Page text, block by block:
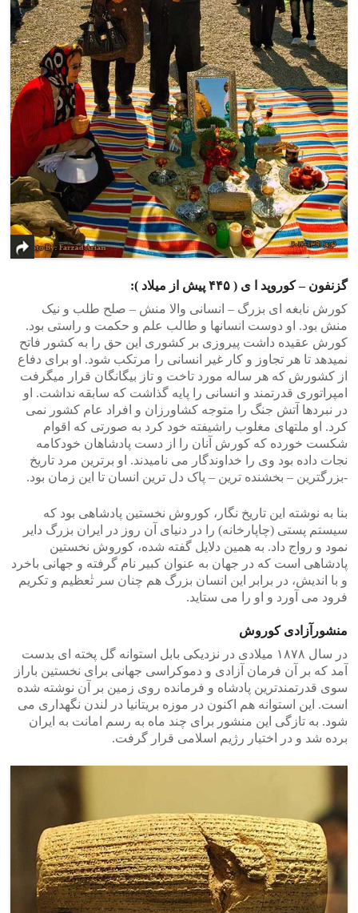
گزنفون – کوروپد ا ی ( ۴۴۵ پیش از میلاد ):
کورش نابغه ای بزرگ – انسانی والا منش – صلح طلب و نیک
منش بود. او دوست انسانها و طالب علم و حکمت و راستی بود.
کورش عقیده داشت پیروزی بر کشوری این حق را به کشور فاتح
نمیدهد تا هر تجاوز و کار غیر انسانی را مرتکب شود. او برای دفاع
از کشورش که هر ساله مورد تاخت و تاز بیگانگان قرار میگرفت
امپراتوری قدرتمند و انسانی را پایه گذاشت که سابقه نداشت. او
در نبردها آتش جنگ را متوجه کشاورزان و افراد عام کشور نمی
کرد. او ملتهای مغلوب راشیفته خود کرد به صورتی که اقوام
شکست خورده که کورش آنان را از دست پادشاهان خودکامه
نجات داده بود وی را خداوندگار می نامیدند. او برترین مرد تاریخ
-بزرگترین – بخشنده ترین – پاک دل ترین انسان تا این زمان بود.
بنا به نوشته این تاریخ نگار، کوروش نخستین پادشاهی بود که
سیستم پستی (چاپارخانه) را در دنیای آن روز در ایران بزرگ دایر
نمود و رواج داد. به همین دلایل گفته شده، کوروش نخستین
پادشاهی است که در جهان به عنوان کبیر نام گرفته و جهانی باخرد
و با اندیش، در برابر این انسان بزرگ هم چنان سر تٰعظیم و تکریم
فرود می آورد و او را می ستاید.
منشورآزادی کوروش
در سال ۱۸۷۸ میلادی در نزدیکی بابل استوانه گل پخته ای بدست
آمد که بر آن فرمان آزادی و دموکراسی جهانی برای نخستین باراز
سوی قدرتمندترین پادشاه و فرمانده روی زمین بر آن نوشته شده
است. این استوانه هم اکنون در موزه بریتانیا در لندن نگهداری می
شود. به تازگی این منشور برای چند ماه به رسم امانت به ایران
برده شد و در اختیار رژیم اسلامی قرار گرفت.